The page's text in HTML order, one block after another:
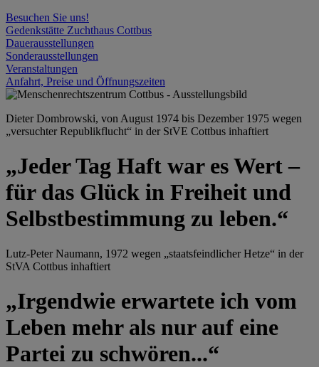
Besuchen Sie uns!
Gedenkstätte Zuchthaus Cottbus
Dauerausstellungen
Sonderausstellungen
Veranstaltungen
Anfahrt, Preise und Öffnungszeiten
Dieter Dombrowski, von August 1974 bis Dezember 1975 wegen
„versuchter Republikflucht“ in der StVE Cottbus inhaftiert
„Jeder Tag Haft war es Wert –
für das Glück in Freiheit und
Selbstbestimmung zu leben.“
Lutz-Peter Naumann, 1972 wegen „staatsfeindlicher Hetze“ in der
StVA Cottbus inhaftiert
„Irgendwie erwartete ich vom
Leben mehr als nur auf eine
Partei zu schwören...“